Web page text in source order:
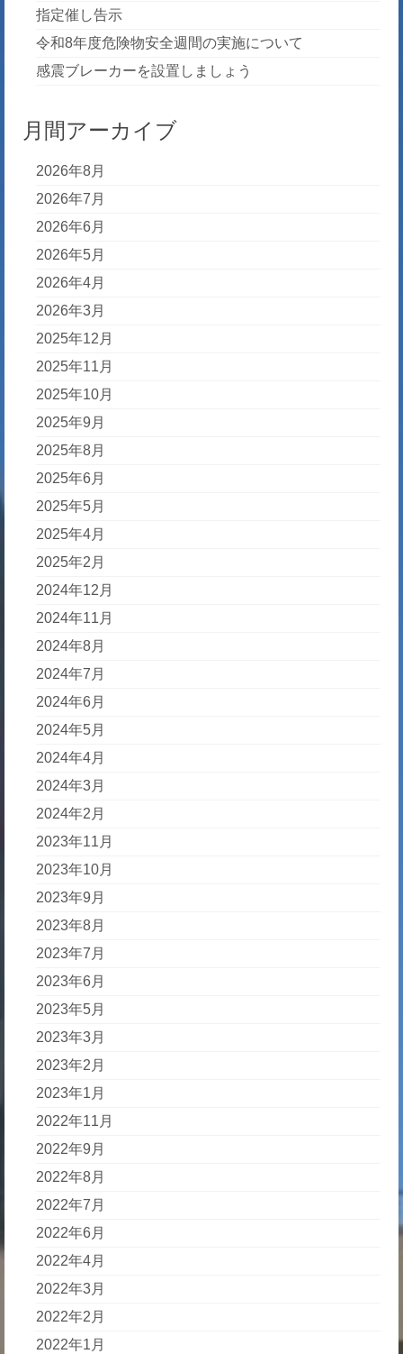
指定催し告示
令和8年度危険物安全週間の実施について
感震ブレーカーを設置しましょう
月間アーカイブ
2026年8月
2026年7月
2026年6月
2026年5月
2026年4月
2026年3月
2025年12月
2025年11月
2025年10月
2025年9月
2025年8月
2025年6月
2025年5月
2025年4月
2025年2月
2024年12月
2024年11月
2024年8月
2024年7月
2024年6月
2024年5月
2024年4月
2024年3月
2024年2月
2023年11月
2023年10月
2023年9月
2023年8月
2023年7月
2023年6月
2023年5月
2023年3月
2023年2月
2023年1月
2022年11月
2022年9月
2022年8月
2022年7月
2022年6月
2022年4月
2022年3月
2022年2月
2022年1月